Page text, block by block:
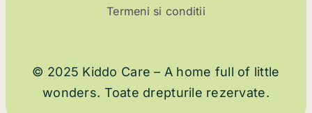
Termeni si conditii
© 2025 Kiddo Care – A home full of little
wonders. Toate drepturile rezervate.